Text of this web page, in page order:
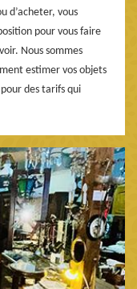
d’acheter, vous
pour vous faire
Nous sommes
estimer vos objets
des tarifs qui